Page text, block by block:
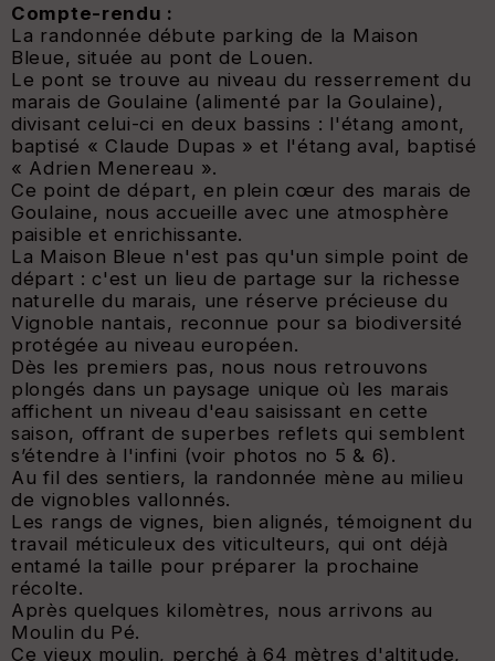
Compte-rendu :
La randonnée débute parking de la Maison
Bleue, située au pont de Louen.
Le pont se trouve au niveau du resserrement du
marais de Goulaine (alimenté par la Goulaine),
divisant celui-ci en deux bassins : l'étang amont,
baptisé « Claude Dupas » et l'étang aval, baptisé
« Adrien Menereau ».
Ce point de départ, en plein cœur des marais de
Goulaine, nous accueille avec une atmosphère
paisible et enrichissante.
La Maison Bleue n'est pas qu'un simple point de
départ : c'est un lieu de partage sur la richesse
naturelle du marais, une réserve précieuse du
Vignoble nantais, reconnue pour sa biodiversité
protégée au niveau européen.
Dès les premiers pas, nous nous retrouvons
plongés dans un paysage unique où les marais
affichent un niveau d'eau saisissant en cette
saison, offrant de superbes reflets qui semblent
s’étendre à l'infini (voir photos no 5 & 6).
Au fil des sentiers, la randonnée mène au milieu
de vignobles vallonnés.
Les rangs de vignes, bien alignés, témoignent du
travail méticuleux des viticulteurs, qui ont déjà
entamé la taille pour préparer la prochaine
récolte.
Après quelques kilomètres, nous arrivons au
Moulin du Pé.
Ce vieux moulin, perché à 64 mètres d'altitude,